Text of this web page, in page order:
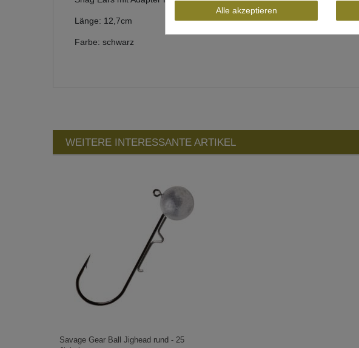
Länge: 12,7cm
Farbe: schwarz
WEITERE INTERESSANTE ARTIKEL
Savage Gear Ball Jighead rund - 25
Alle akzeptieren